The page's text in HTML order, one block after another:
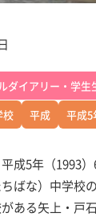
ダイアリー・学生
校 平成 平成5
成5年（1993
ちばな）中学校
ある矢上・戸